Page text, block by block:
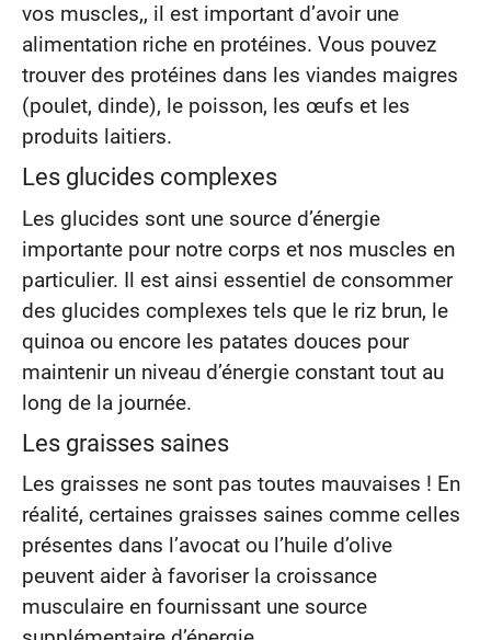
vos muscles,, il est important d’avoir une
alimentation riche en protéines. Vous pouvez
trouver des protéines dans les viandes maigres
(poulet, dinde), le poisson, les œufs et les
produits laitiers.
Les glucides complexes
Les glucides sont une source d’énergie
importante pour notre corps et nos muscles en
particulier. Il est ainsi essentiel de consommer
des glucides complexes tels que le riz brun, le
quinoa ou encore les patates douces pour
maintenir un niveau d’énergie constant tout au
long de la journée.
Les graisses saines
Les graisses ne sont pas toutes mauvaises ! En
réalité, certaines graisses saines comme celles
présentes dans l’avocat ou l’huile d’olive
peuvent aider à favoriser la croissance
musculaire en fournissant une source